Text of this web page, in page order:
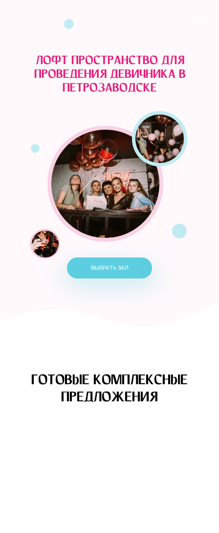
ЛОФТ ПРОСТРАНСТВО ДЛЯ
ПРОВЕДЕНИЯ ДЕВИЧНИКА В
ПЕТРОЗАВОДСК Е
ВЫБРАТЬ ЗАЛ
ГОТОВЫЕ КОМПЛЕКСНЫЕ
ПРЕДЛОЖЕНИЯ